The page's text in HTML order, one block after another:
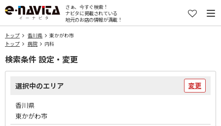
さぁ、今すぐ検索！
ナビタに掲載されている
地元のお店の情報が満載！
トップ 香川県
東かがわ市
トップ
病院 内科
検索条件 設定・変更
選択中のエリア 変更
香川県
東かがわ市